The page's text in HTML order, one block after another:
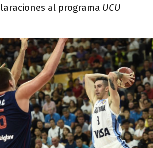
al programa UCU